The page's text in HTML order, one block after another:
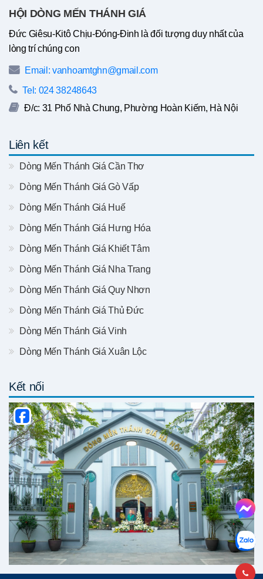
HỘI DÒNG MẾN THÁNH GIÁ
Đức Giêsu-Kitô Chịu-Đóng-Đinh là đối tượng duy nhất của
lòng trí chúng con
Email: vanhoamtghn@gmail.com
Tel: 024 38248643
Đ/c: 31 Phố Nhà Chung, Phường Hoàn Kiếm, Hà Nội
Liên kết
Dòng Mến Thánh Giá Cần Thơ
Dòng Mến Thánh Giá Gò Vấp
Dòng Mến Thánh Giá Huế
Dòng Mến Thánh Giá Hưng Hóa
Dòng Mến Thánh Giá Khiết Tâm
Dòng Mến Thánh Giá Nha Trang
Dòng Mến Thánh Giá Quy Nhơn
Dòng Mến Thánh Giá Thủ Đức
Dòng Mến Thánh Giá Vinh
Dòng Mến Thánh Giá Xuân Lộc
Kết nối